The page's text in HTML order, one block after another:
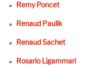
Remy Poncet
Renaud Paulik
Renaud Sachet
Rosario Ligammari